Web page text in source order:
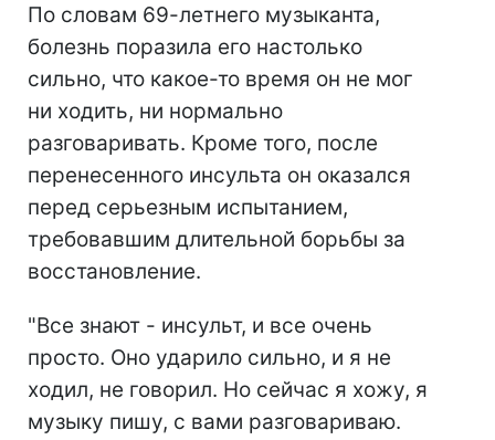
По словам 69-летнего музыканта,
болезнь поразила его настолько
сильно, что какое-то время он не мог
ни ходить, ни нормально
разговаривать. Кроме того, после
перенесенного инсульта он оказался
перед серьезным испытанием,
требовавшим длительной борьбы за
восстановление.
"Все знают - инсульт, и все очень
просто. Оно ударило сильно, и я не
ходил, не говорил. Но сейчас я хожу, я
музыку пишу, с вами разговариваю.